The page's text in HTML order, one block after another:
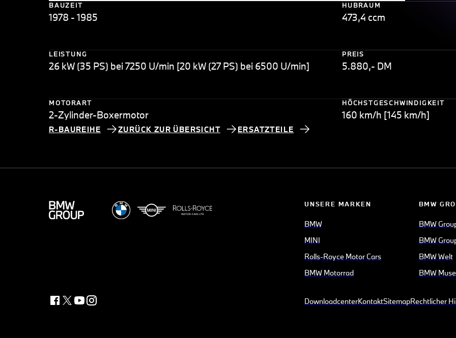
BAUZEIT
1978 - 1985
HUBRAUM
473,4 ccm
LEISTUNG
26 kW (35 PS) bei 7250 U/min [20 kW (27 PS) bei 6500 U/min]
PREIS
5.880,- DM
MOTORART
2-Zylinder-Boxermotor
HÖCHSTGESCHWINDIGKEIT
160 km/h [145 km/h]
R-BAUREIHE ZURÜCK ZUR ÜBERSICHT ERSATZTEILE
UNSERE MARKEN
BMW
MINI
Rolls-Royce Motor Cars
BMW Motorrad
BMW
BMW
BMW
BMW Welt
BMW
DownloadcenterKontaktSitemapRechtlicher